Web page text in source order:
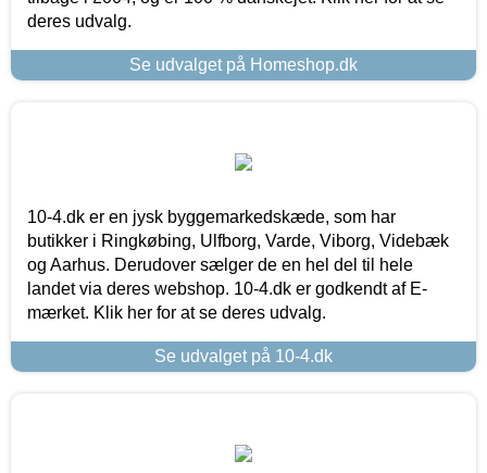
deres udvalg.
Se udvalget på Homeshop.dk
10-4.dk er en jysk byggemarkedskæde, som har
butikker i Ringkøbing, Ulfborg, Varde, Viborg, Videbæk
og Aarhus. Derudover sælger de en hel del til hele
landet via deres webshop. 10-4.dk er godkendt af E-
mærket. Klik her for at se deres udvalg.
Se udvalget på 10-4.dk